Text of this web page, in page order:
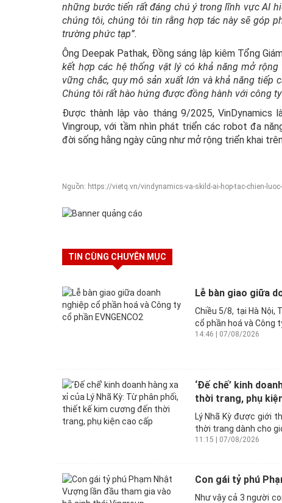
những bước tiến rất đáng chú ý trong lĩnh vực AI
chúng tôi, chúng tôi tin rằng hợp tác này sẽ góp
trường phức tạp”.
Ông Deepak Pathak, Đồng sáng lập kiêm Tổng
kết hợp các hệ thống vật lý có khả năng mở
vững chắc, quy mô sản xuất lớn và khả năng tiếp
Chúng tôi rất hào hứng được đồng hành với công
Được thành lập vào tháng 9/2025,
Vingroup, với tầm nhìn phát triển các robot đa
đời sống hằng ngày cũng như mở rộng triển khai
Nguồn: https://vietq.vn/vindynamics-va-skild-ai-hop-tac-chien-
TIN CÙNG CHUYÊN MỤC
Lễ bàn giao giữa
Chiều 5/8, tại Hà Nội,
cổ phần hoá và Công
14:46 | 07/08/2026
‘Đế chế’ kinh
thời trang, phụ
Lý Nhã Kỳ được giới
thời trang dành cho
11:15 | 07/08/2026
Con gái tỷ phú
Như vậy cả 3 người